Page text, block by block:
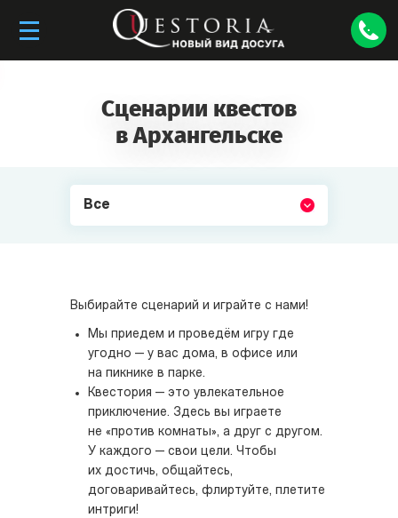
Сценарии квестов
в Архангельске
Все
Выбирайте сценарий и играйте с нами!
Мы приедем и проведём игру где
угодно — у вас дома, в офисе или
на пикнике в парке.
Квестория — это увлекательное
приключение. Здесь вы играете
не «против комнаты», а друг с другом.
У каждого — свои цели. Чтобы
их достичь, общайтесь,
договаривайтесь, флиртуйте, плетите
интриги!